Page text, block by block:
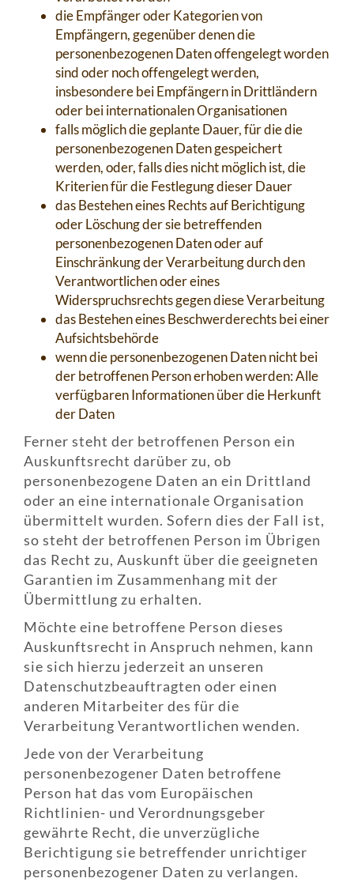
die Empfänger oder Kategorien von
Empfängern, gegenüber denen die
personenbezogenen Daten offengelegt worden
sind oder noch offengelegt werden,
insbesondere bei Empfängern in Drittländern
oder bei internationalen Organisationen
falls möglich die geplante Dauer, für die die
personenbezogenen Daten gespeichert
werden, oder, falls dies nicht möglich ist, die
Kriterien für die Festlegung dieser Dauer
das Bestehen eines Rechts auf Berichtigung
oder Löschung der sie betreffenden
personenbezogenen Daten oder auf
Einschränkung der Verarbeitung durch den
Verantwortlichen oder eines
Widerspruchsrechts gegen diese Verarbeitung
das Bestehen eines Beschwerderechts bei einer
Aufsichtsbehörde
wenn die personenbezogenen Daten nicht bei
der betroffenen Person erhoben werden: Alle
verfügbaren Informationen über die Herkunft
der Daten
Ferner steht der betroffenen Person ein
Auskunftsrecht darüber zu, ob
personenbezogene Daten an ein Drittland
oder an eine internationale Organisation
übermittelt wurden. Sofern dies der Fall ist,
so steht der betroffenen Person im Übrigen
das Recht zu, Auskunft über die geeigneten
Garantien im Zusammenhang mit der
Übermittlung zu erhalten.
Möchte eine betroffene Person dieses
Auskunftsrecht in Anspruch nehmen, kann
sie sich hierzu jederzeit an unseren
Datenschutzbeauftragten oder einen
anderen Mitarbeiter des für die
Verarbeitung Verantwortlichen wenden.
Jede von der Verarbeitung
personenbezogener Daten betroffene
Person hat das vom Europäischen
Richtlinien- und Verordnungsgeber
gewährte Recht, die unverzügliche
Berichtigung sie betreffender unrichtiger
personenbezogener Daten zu verlangen.